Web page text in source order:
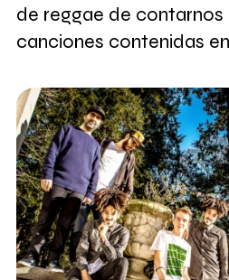
de reggae de contarnos
canciones contenidas